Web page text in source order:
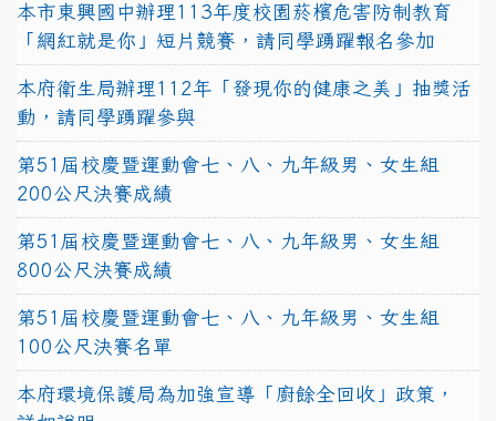
本市東興國中辦理113年度校園菸檳危害防制教育
「網紅就是你」短片競賽，請同學踴躍報名參加
本府衛生局辦理112年「發現你的健康之美」抽獎活
動，請同學踴躍參與
第51屆校慶暨運動會七、八、九年級男、女生組
200公尺決賽成績
第51屆校慶暨運動會七、八、九年級男、女生組
800公尺決賽成績
第51屆校慶暨運動會七、八、九年級男、女生組
100公尺決賽名單
本府環境保護局為加強宣導「廚餘全回收」政策，